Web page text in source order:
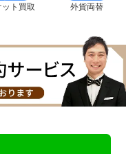
ット買取 外貨両替